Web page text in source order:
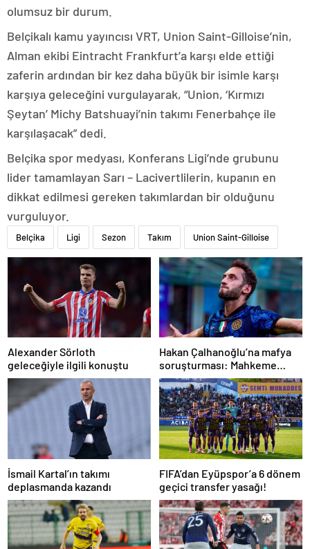
olumsuz bir durum.
Belçikalı kamu yayıncısı VRT, Union Saint-Gilloise’nin,
Alman ekibi Eintracht Frankfurt’a karşı elde ettiği
zaferin ardından bir kez daha büyük bir isimle karşı
karşıya geleceğini vurgulayarak, “Union, ‘Kırmızı
Şeytan’ Michy Batshuayi’nin takımı Fenerbahçe ile
karşılaşacak” dedi.
Belçika spor medyası, Konferans Ligi’nde grubunu
lider tamamlayan Sarı – Lacivertlilerin, kupanın en
dikkat edilmesi gereken takımlardan bir olduğunu
vurguluyor.
Belçika Ligi Sezon Takım Union Saint-Gilloise
Alexander Sörloth
geleceğiyle ilgili konuştu
Hakan Çalhanoğlu’na mafya
soruşturması: Mahkeme
cezasını açıkladı
İsmail Kartal’ın takımı
deplasmanda kazandı
FIFA’dan Eyüpspor’a 6 dönem
geçici transfer yasağı!